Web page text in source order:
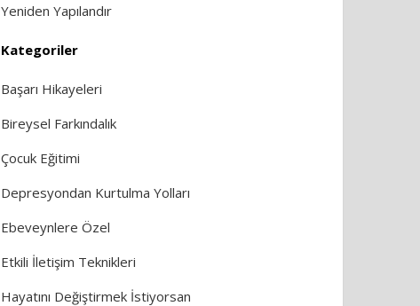
Yeniden Yapılandır
Kategoriler
Başarı Hikayeleri
Bireysel Farkındalık
Çocuk Eğitimi
Depresyondan Kurtulma Yolları
Ebeveynlere Özel
Etkili İletişim Teknikleri
Hayatını Değiştirmek İstiyorsan